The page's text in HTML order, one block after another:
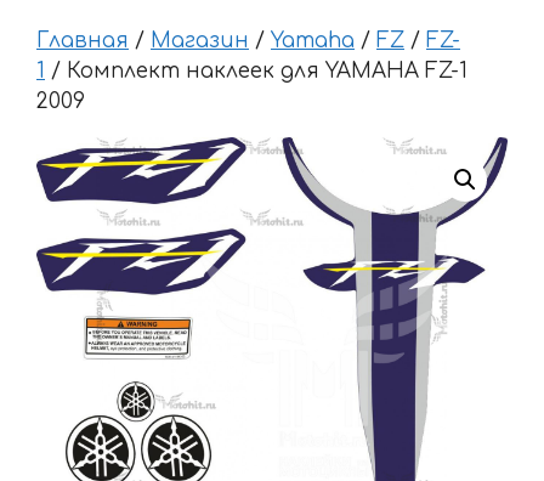
Главная / Магазин / Yamaha / FZ / FZ-
1 / Комплект наклеек для YAMAHA FZ-1
2009